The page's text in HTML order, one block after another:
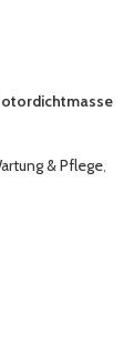
& Pflege,